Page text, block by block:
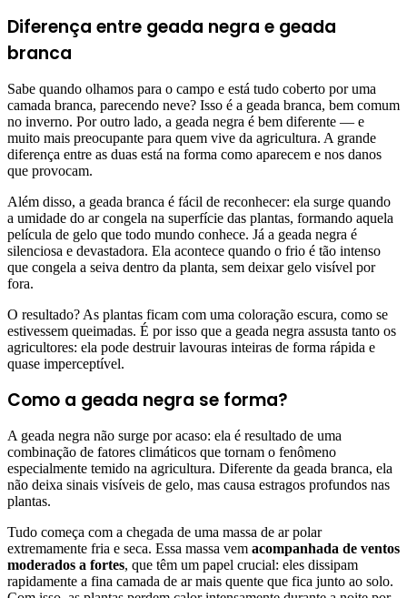
Diferença entre geada negra e geada
branca
Sabe quando olhamos para o campo e está tudo coberto por uma
camada branca, parecendo neve? Isso é a geada branca, bem comum
no inverno. Por outro lado, a geada negra é bem diferente — e
muito mais preocupante para quem vive da agricultura. A grande
diferença entre as duas está na forma como aparecem e nos danos
que provocam.
Além disso, a geada branca é fácil de reconhecer: ela surge quando
a umidade do ar congela na superfície das plantas, formando aquela
película de gelo que todo mundo conhece. Já a geada negra é
silenciosa e devastadora. Ela acontece quando o frio é tão intenso
que congela a seiva dentro da planta, sem deixar gelo visível por
fora.
O resultado? As plantas ficam com uma coloração escura, como se
estivessem queimadas. É por isso que a geada negra assusta tanto os
agricultores: ela pode destruir lavouras inteiras de forma rápida e
quase imperceptível.
Como a geada negra se forma?
A geada negra não surge por acaso: ela é resultado de uma
combinação de fatores climáticos que tornam o fenômeno
especialmente temido na agricultura. Diferente da geada branca, ela
não deixa sinais visíveis de gelo, mas causa estragos profundos nas
plantas.
Tudo começa com a chegada de uma massa de ar polar
extremamente fria e seca. Essa massa vem acompanhada de ventos
moderados a fortes, que têm um papel crucial: eles dissipam
rapidamente a fina camada de ar mais quente que fica junto ao solo.